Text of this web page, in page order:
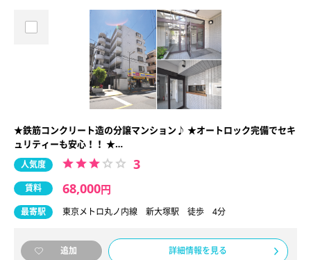
★鉄筋コンクリート造の分譲マンション♪ ★オートロック完備でセキ
ュリティーも安心！！ ★…
人気度 3
賃料 68,000円
最寄駅 東京メトロ丸ノ内線 新大塚駅 徒歩 4分
追加 詳細情報を見る